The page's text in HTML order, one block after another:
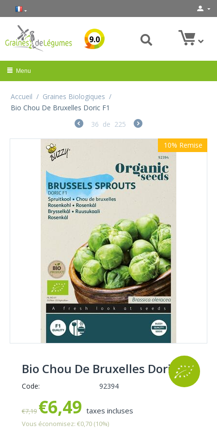
9.0
Menu
Accueil / Graines Biologiques /
Bio Chou De Bruxelles Doric F1
36 de 225
10% Remise
Bio Chou De Bruxelles Doric F1
Code: 92394
€7,19 €6,49 taxes incluses
Vous économisez: €0,70 (10%)